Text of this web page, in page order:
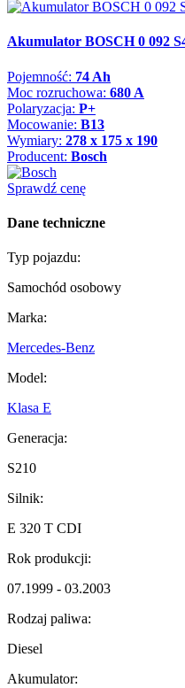
Akumulator BOSCH 0 092
Pojemność: 74 Ah
Moc rozruchowa: 680 A
Polaryzacja: P+
Mocowanie: B13
Wymiary: 278 x 175 x 190
Producent: Bosch
Sprawdź cenę
Dane techniczne
Typ pojazdu:
Samochód osobowy
Marka:
Mercedes-Benz
Model:
Klasa E
Generacja:
S210
Silnik:
E 320 T CDI
Rok produkcji:
07.1999 - 03.2003
Rodzaj paliwa:
Diesel
Akumulator: